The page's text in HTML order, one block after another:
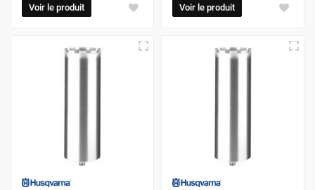
Voir le produit Voir le produit